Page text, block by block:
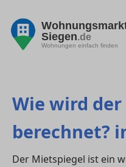
Siegen.de
Wohnungen einfach finden
Wie wird
berechnet?
Der Mietspiegel ist ein